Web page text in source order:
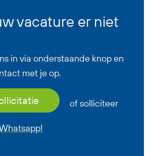
vacature er niet
in via onderstaande knop en
met je op.
of solliciteer